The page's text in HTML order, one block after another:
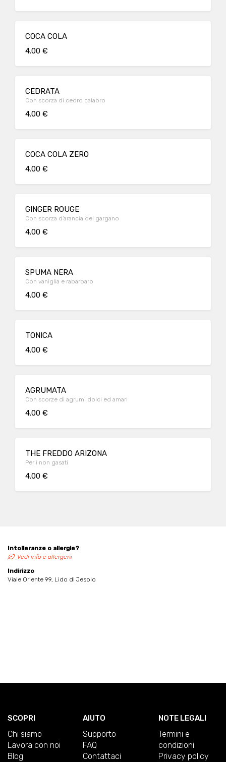
COCA COLA
4.00 €
CEDRATA
Con scorza di cedro calabro
4.00 €
COCA COLA ZERO
4.00 €
GINGER ROUGE
Con scorza d’arancia del gargano
4.00 €
SPUMA NERA
Con vaniglia e rabarbaro
4.00 €
TONICA
4.00 €
AGRUMATA
Con scorze di agrumi dolci ed amari
4.00 €
THE FREDDO ARIZONA
Per i non gasati
4.00 €
Intolleranze o allergie?
Vedi info e allergeni
Indirizzo
Viale Oriente 99, Lido di Jesolo
SCOPRI
Chi siamo
Lavora con noi
Blog
AIUTO
Supporto
FAQ
Contattaci
NOTE LEGALI
Termini e
condizioni
Privacy policy